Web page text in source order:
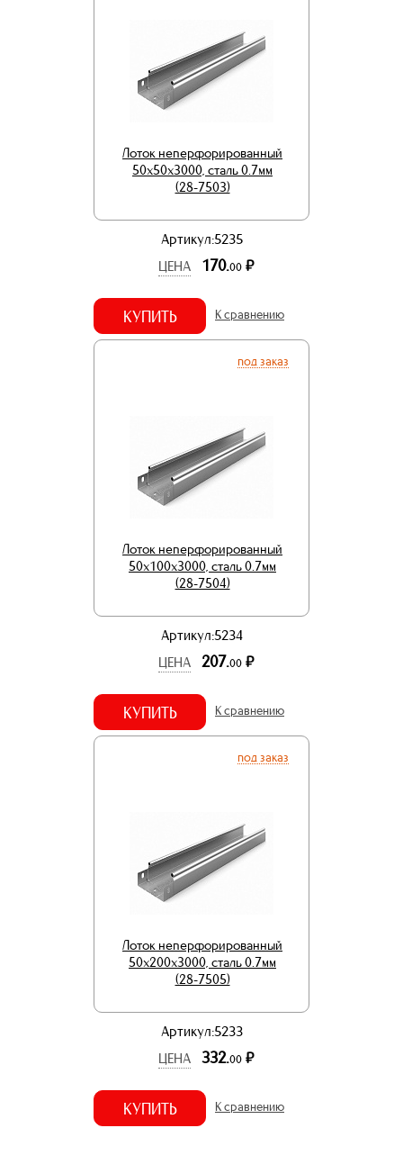
Лоток неперфорированный
50х50х3000, сталь 0.7мм
(28-7503)
Артикул:5235
ЦЕНА
170.00 р.
КУПИТЬ К сравнению
под заказ
Лоток неперфорированный
50х100х3000, сталь 0.7мм
(28-7504)
Артикул:5234
ЦЕНА
207.00 р.
КУПИТЬ К сравнению
под заказ
Лоток неперфорированный
50х200х3000, сталь 0.7мм
(28-7505)
Артикул:5233
ЦЕНА
332.00 р.
КУПИТЬ К сравнению